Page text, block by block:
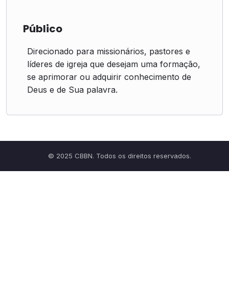
Público
Direcionado para missionários, pastores e
líderes de igreja que desejam uma formação,
se aprimorar ou adquirir conhecimento de
Deus e de Sua palavra.
© 2025 CBBN. Todos os direitos reservados.